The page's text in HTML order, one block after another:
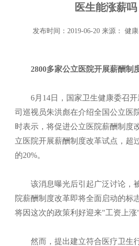
医生能涨薪吗
发布时间：2019-06-20 来源： 健
2800多家公立医院开展薪酬制
6月 14日，国家卫生健康委召
司巡视员朱洪彪在介绍全国公立医
时表示，将促进公立医院薪酬制度
立医院开展薪酬制度改革试点，超
的20%。
该消息曝光后引起广泛讨论，
院薪酬制度改革即将全面启动的标
将因这次的政策利好迎来"工资上涨"
然而，提出建立符合医疗卫生